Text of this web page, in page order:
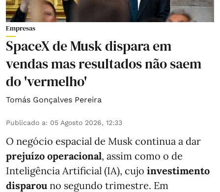
Empresas
SpaceX de Musk dispara em
vendas mas resultados não saem
do 'vermelho'
Tomás Gonçalves Pereira
Publicado a: 05 Agosto 2026, 12:33
O negócio espacial de Musk continua a dar
prejuízo operacional, assim como o de
Inteligência Artificial (IA), cujo investimento
disparou no segundo trimestre. Em